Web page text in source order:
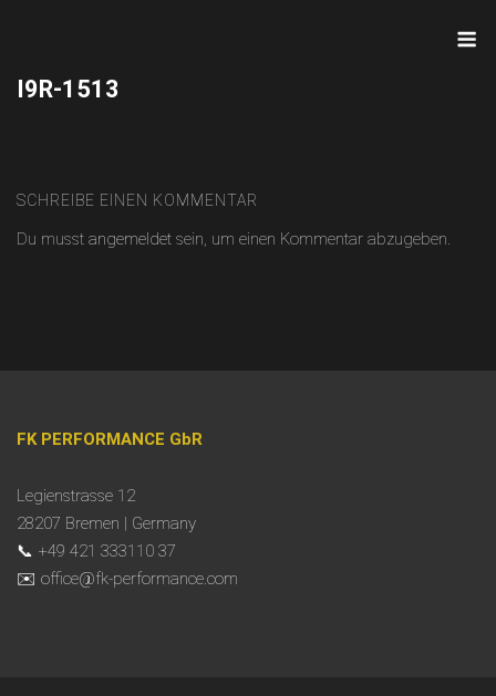
I9R-1513
SCHREIBE EINEN KOMMENTAR
Du musst angemeldet sein, um einen Kommentar abzugeben.
FK PERFORMANCE GbR
Legienstrasse 12
28207 Bremen | Germany
📞 +49 421 333110 37
✉️ office@fk-performance.com